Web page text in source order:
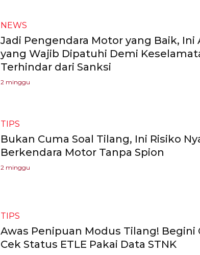
NEWS
Jadi Pengendara Motor yang Baik, Ini
yang Wajib Dipatuhi Demi
Terhindar dari Sanksi
2 minggu
TIPS
Bukan Cuma Soal Tilang, Ini Risiko
Berkendara Motor Tanpa Spion
2 minggu
TIPS
Awas Penipuan Modus Tilang! Begini
Cek Status ETLE Pakai Data STNK